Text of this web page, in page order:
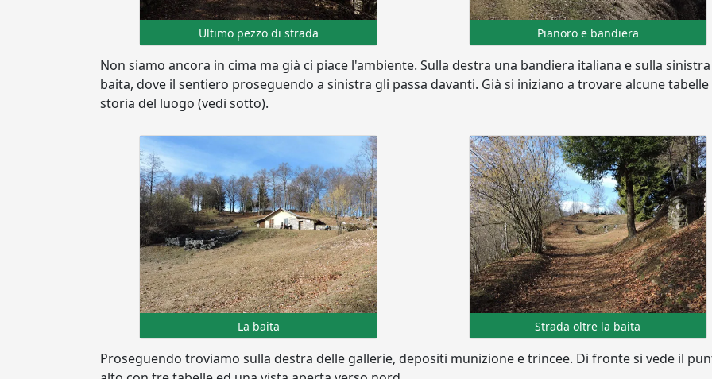
Ultimo pezzo di strada Pianoro e bandiera
Non siamo ancora in cima ma già ci piace l'ambiente. Sulla destra una bandiera italiana e sulla
baita, dove il sentiero proseguendo a sinistra gli passa davanti. Già si iniziano a trovare alcune tabelle
storia del luogo (vedi sotto).
La baita Strada oltre la baita
Proseguendo troviamo sulla destra delle gallerie, depositi munizione e trincee. Di fronte si vede il